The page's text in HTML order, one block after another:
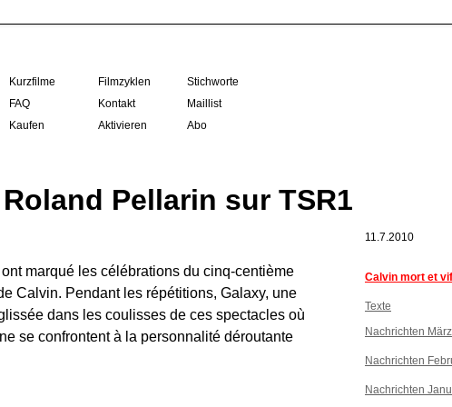
Kurzfilme Filmzyklen
Stichworte
FAQ Kontakt
Maillist
Kaufen Aktivieren Abo
Pellarin sur TSR1
11.7.2010
Calvin mort et vif
Texte
Nachrichten
Nachrichten
Nachrichten
marqué les célébrations du cinq-centième
Calvin. Pendant les répétitions, Galaxy, une
dans les coulisses de ces spectacles où
se confrontent à la personnalité déroutante